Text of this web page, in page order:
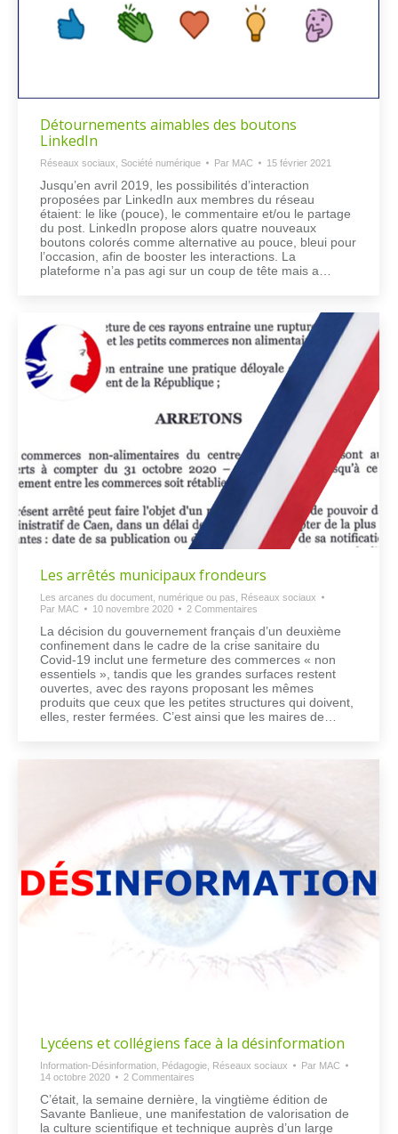
Détournements aimables des boutons
LinkedIn
Réseaux sociaux Société numérique Par MAC 15 février 2021
Jusqu’en avril 2019, les possibilités d’interaction
proposées par LinkedIn aux membres du réseau
étaient: le like (pouce), le commentaire et/ou le partage
du post. LinkedIn propose alors quatre nouveaux
boutons colorés comme alternative au pouce, bleui pour
l’occasion, afin de booster les interactions. La
plateforme n’a pas agi sur un coup de tête mais a…
Les arrêtés municipaux frondeurs
Les arcanes du document, numérique ou pas
Réseaux sociaux
Par MAC 10 novembre 2020 2 Commentaires
La décision du gouvernement français d’un deuxième
confinement dans le cadre de la crise sanitaire du
Covid-19 inclut une fermeture des commerces « non
essentiels », tandis que les grandes surfaces restent
ouvertes, avec des rayons proposant les mêmes
produits que ceux que les petites structures qui doivent,
elles, rester fermées. C’est ainsi que les maires de…
Lycéens et collégiens face à la désinformation
Information-Désinformation Pédagogie Réseaux sociaux Par MAC
14 octobre 2020
2 Commentaires
C’était, la semaine dernière, la vingtième édition de
Savante Banlieue, une manifestation de valorisation de
la culture scientifique et technique auprès d’un large